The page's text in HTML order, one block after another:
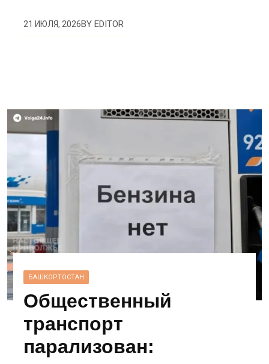
21 ИЮЛЯ, 2026BYEDITOR
БАШКОРТОСТАН
Общественный
транспорт
парализован: